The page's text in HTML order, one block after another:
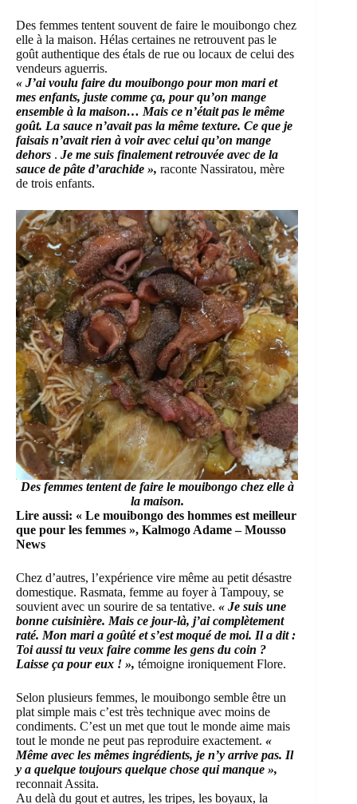
Des femmes tentent souvent de faire le mouibongo chez
elle à la maison. Hélas certaines ne retrouvent pas le
goût authentique des étals de rue ou locaux de celui des
vendeurs aguerris.
« J’ai voulu faire du mouibongo pour mon mari et
mes enfants, juste comme ça, pour qu’on mange
ensemble à la maison… Mais ce n’était pas le même
goût. La sauce n’avait pas la même texture. Ce que je
faisais n’avait rien à voir avec celui qu’on mange
dehors . Je me suis finalement retrouvée avec de la
sauce de pâte d’arachide », raconte Nassiratou, mère
de trois enfants.
Des femmes tentent de faire le mouibongo chez elle à
la maison.
Lire aussi: « Le mouibongo des hommes est meilleur
que pour les femmes », Kalmogo Adame – Mousso
News
Chez d’autres, l’expérience vire même au petit désastre
domestique. Rasmata, femme au foyer à Tampouy, se
souvient avec un sourire de sa tentative. « Je suis une
bonne cuisinière. Mais ce jour-là, j’ai complètement
raté. Mon mari a goûté et s’est moqué de moi. Il a dit :
Toi aussi tu veux faire comme les gens du coin ?
Laisse ça pour eux ! », témoigne ironiquement Flore.
Selon plusieurs femmes, le mouibongo semble être un
plat simple mais c’est très technique avec moins de
condiments. C’est un met que tout le monde aime mais
tout le monde ne peut pas reproduire exactement. «
Même avec les mêmes ingrédients, je n’y arrive pas. Il
y a quelque toujours quelque chose qui manque »,
reconnait Assita.
Au delà du gout et autres, les tripes, les boyaux, la